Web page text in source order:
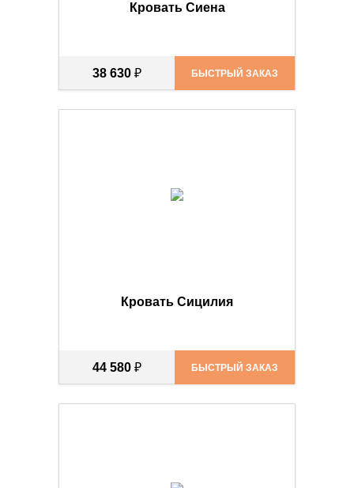
Кровать Сиена
38 630 ₽ БЫСТРЫЙ ЗАКАЗ
Кровать Сицилия
44 580 ₽ БЫСТРЫЙ ЗАКАЗ